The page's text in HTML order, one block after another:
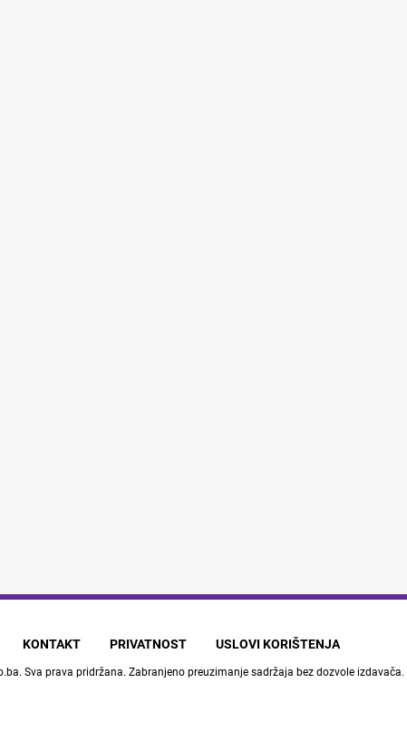
KONTAKT PRIVATNOST USLOVI KORIŠTENJA
. Sva prava pridržana. Zabranjeno preuzimanje sadržaja bez dozvole izdavača.